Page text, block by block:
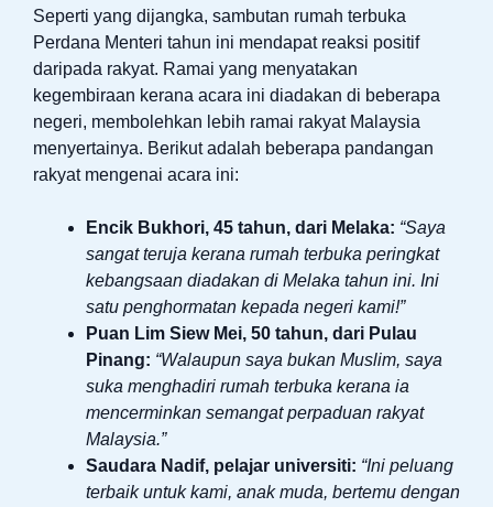
Seperti yang dijangka, sambutan rumah terbuka
Perdana Menteri tahun ini mendapat reaksi positif
daripada rakyat. Ramai yang menyatakan
kegembiraan kerana acara ini diadakan di beberapa
negeri, membolehkan lebih ramai rakyat Malaysia
menyertainya. Berikut adalah beberapa pandangan
rakyat mengenai acara ini:
Encik Bukhori, 45 tahun, dari Melaka: “Saya
sangat teruja kerana rumah terbuka peringkat
kebangsaan diadakan di Melaka tahun ini. Ini
satu penghormatan kepada negeri kami!”
Puan Lim Siew Mei, 50 tahun, dari Pulau
Pinang: “Walaupun saya bukan Muslim, saya
suka menghadiri rumah terbuka kerana ia
mencerminkan semangat perpaduan rakyat
Malaysia.”
Saudara Nadif, pelajar universiti: “Ini peluang
terbaik untuk kami, anak muda, bertemu dengan